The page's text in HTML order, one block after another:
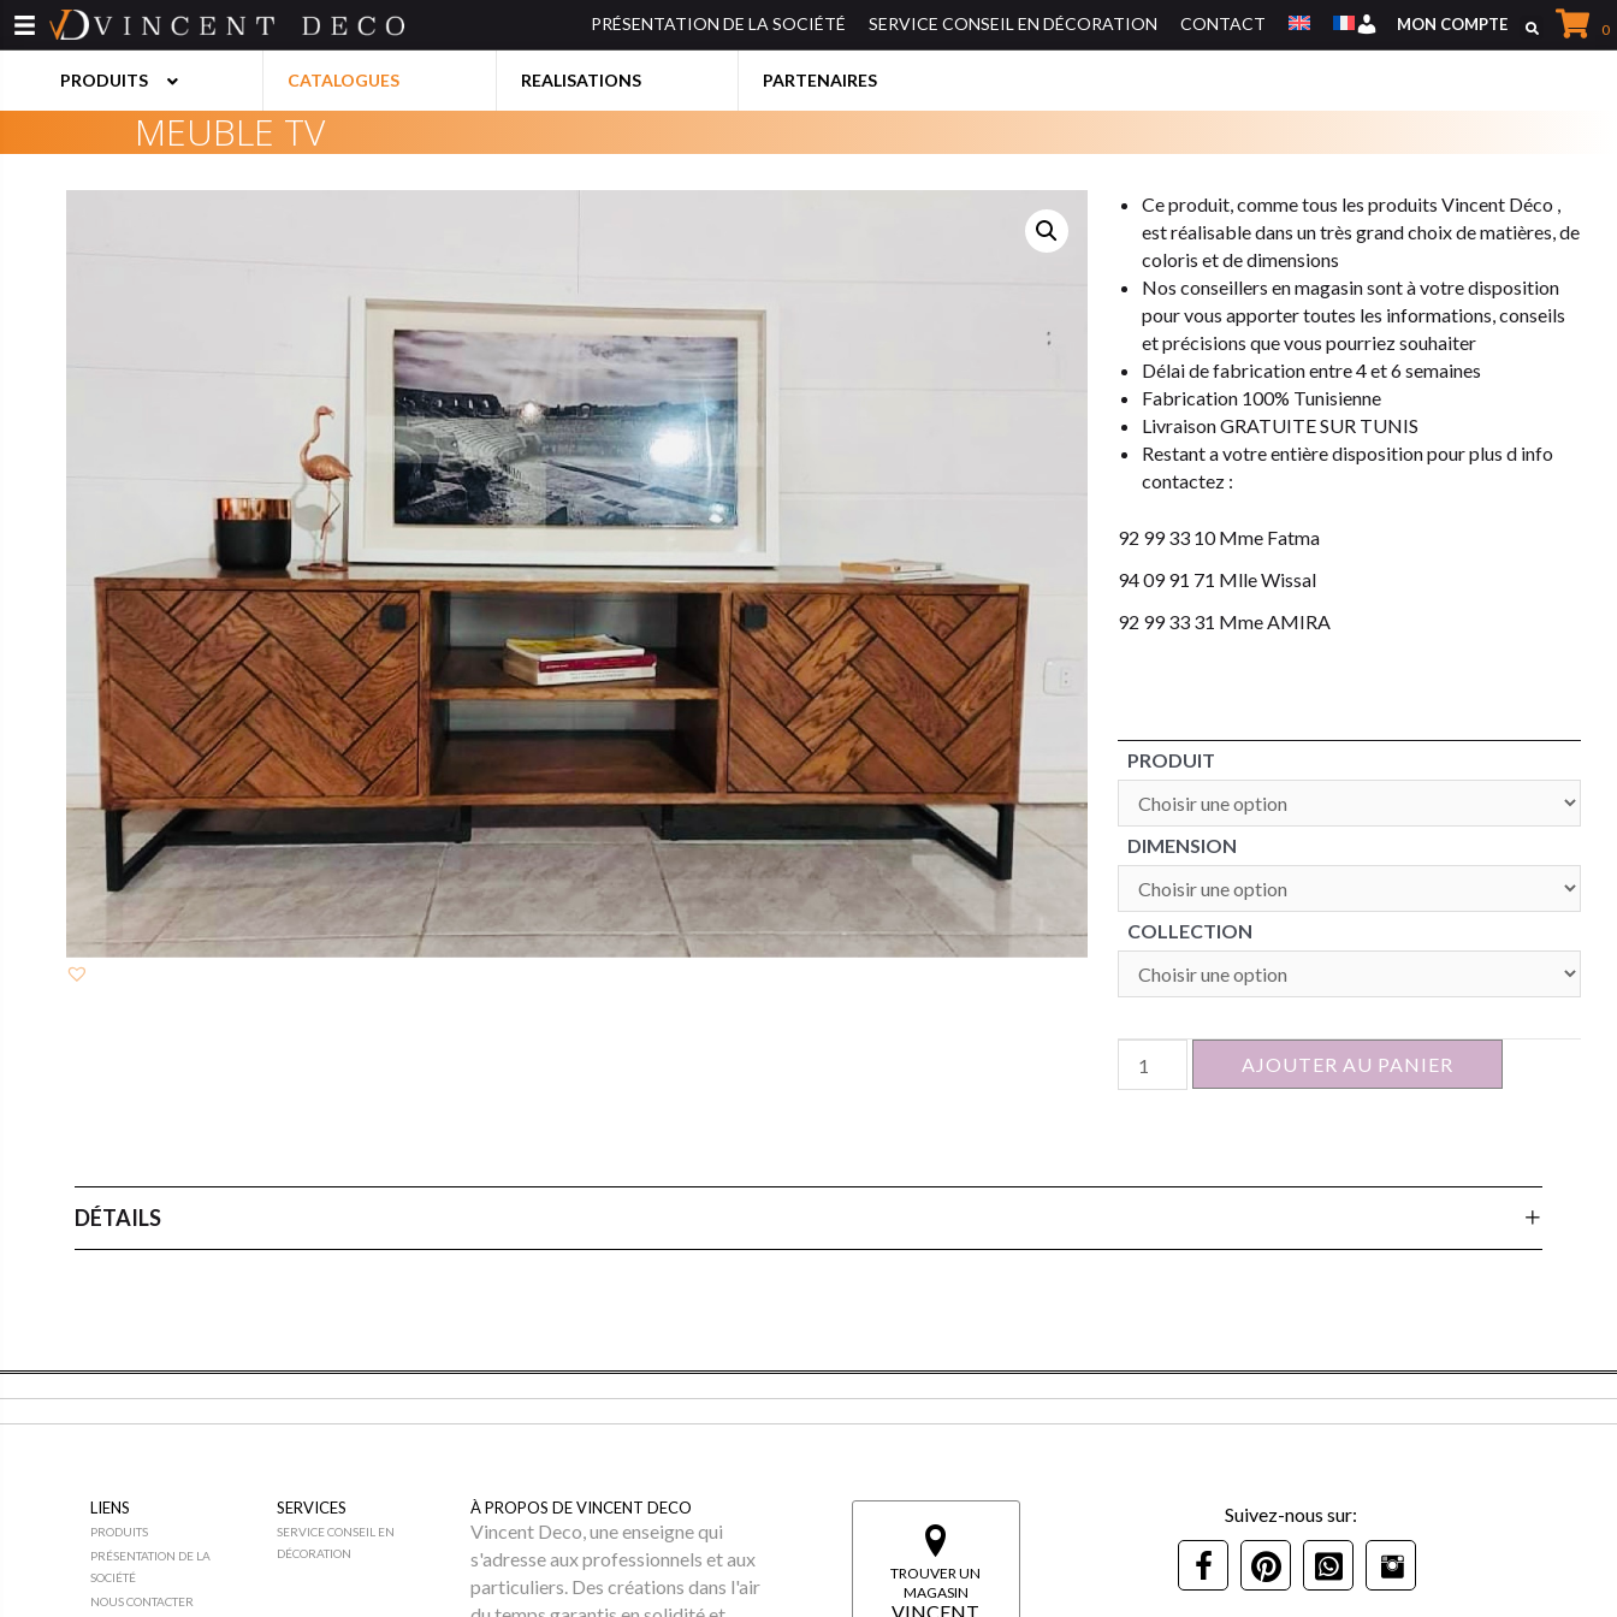
Aller
au
PRÉSENTATION DE LA SOCIÉTÉ SERVICE CONSEIL EN DÉCORATION CONTACT Mon Compte
MON COMPTE 0
PRODUITS
MEUBLES TV
CATALOGUES REALISATIONS PARTENAIRES
MEUBLE TV
Ce produit, comme tous les produits Vincent Déco ,
est réalisable dans un très grand choix de matières,de
coloris et de dimensions
Nos conseillers en magasin sont à votre disposition
pour vous apportertoutes les informations, conseils
et précisions que vous pourriez souhaiter
Délai de fabrication entre 4 et 6 semaines
Fabrication 100% Tunisienne
Livraison GRATUITE SUR TUNIS
Restant a votre entière disposition pour plus d info
contactez :
92 99 33 10 Mme Fatma
94 09 91 71 Mlle Wissal
92 99 33 31 Mme AMIRA
PRODUIT
DIMENSION
COLLECTION
AJOUTER AU PANIER
DÉTAILS
LIENS
PRODUITS
PRÉSENTATION DE LA
SOCIÉTÉ
NOUS CONTACTER
SERVICES
SERVICE CONSEIL EN
DÉCORATION
À PROPOS DE VINCENT DECO
Vincent Deco, une enseigne qui
s'adresse aux professionnels et aux
particuliers. Des créations dans l'air
TROUVER UN
MAGASIN
VINCENT
Suivez-nous sur: